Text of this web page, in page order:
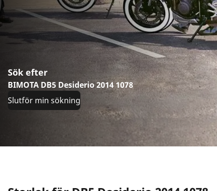
Sök efter
BIMOTA DB5 Desiderio 2014 1078
Slutför min sökning